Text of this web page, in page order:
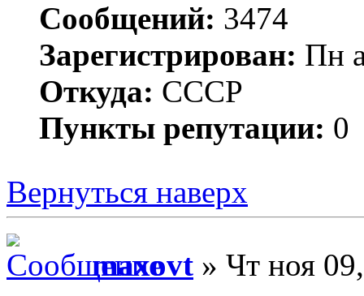
Сообщений: 3474
Зарегистрирован: Пн
Откуда: СССР
Пункты репутации: 0
Вернуться наверх
maxovt » Чт ноя